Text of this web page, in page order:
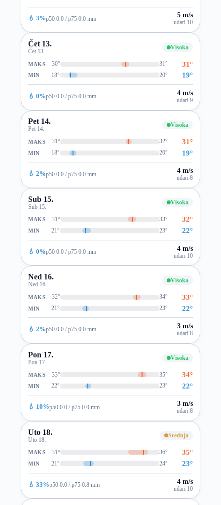
💧 3%p50 0.0 / p75 0.0 mm 5 m/s
udari 10
Čet 13.
Čet 13.
Visoka
MAKS 30° 31° 31°
MIN 18° 20° 19°
💧 0%p50 0.0 / p75 0.0 mm 4 m/s
udari 9
Pet 14.
Pet 14.
Visoka
MAKS 31° 32° 31°
MIN 18° 20° 19°
💧 2%p50 0.0 / p75 0.0 mm 4 m/s
udari 8
Sub 15.
Sub 15.
Visoka
MAKS 31° 33° 32°
MIN 21° 23° 22°
💧 0%p50 0.0 / p75 0.0 mm 4 m/s
udari 10
Ned 16.
Ned 16.
Visoka
MAKS 32° 34° 33°
MIN 21° 23° 22°
💧 2%p50 0.0 / p75 0.0 mm 3 m/s
udari 8
Pon 17.
Pon 17.
Visoka
MAKS 33° 35° 34°
MIN 22° 23° 22°
💧 10%p50 0.0 / p75 0.0 mm 3 m/s
udari 8
Uto 18.
Uto 18.
Srednja
MAKS 31° 36° 35°
MIN 21° 24° 23°
💧 33%p50 0.0 / p75 0.8 mm 4 m/s
udari 10